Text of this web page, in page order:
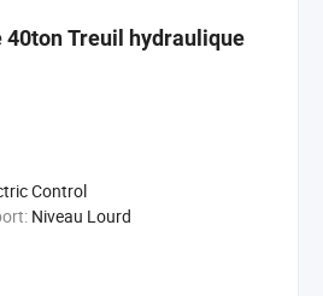
Treuil hydraulique
Control
Niveau Lourd